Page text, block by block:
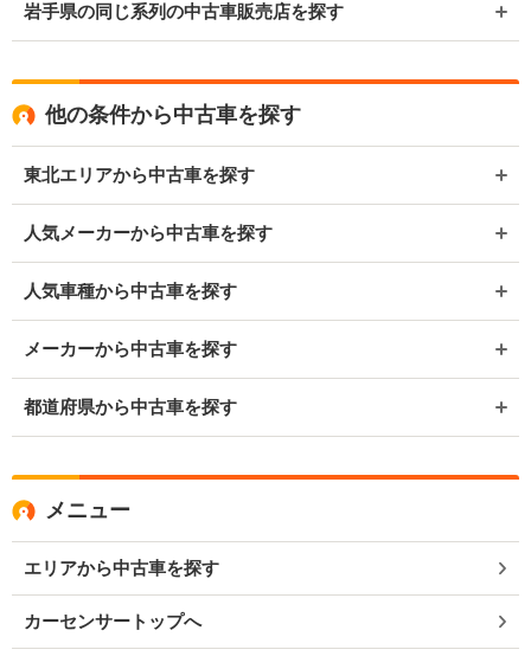
岩手県の同じ系列の中古車販売店を探す
他の条件から中古車を探す
東北エリアから中古車を探す
人気メーカーから中古車を探す
人気車種から中古車を探す
メーカーから中古車を探す
都道府県から中古車を探す
メニュー
エリアから中古車を探す
カーセンサートップへ